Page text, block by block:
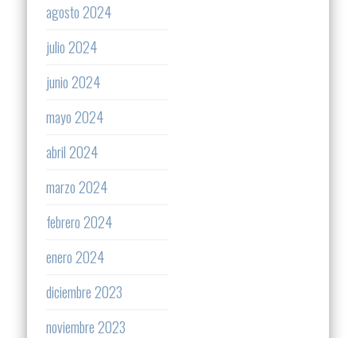
agosto 2024
julio 2024
junio 2024
mayo 2024
abril 2024
marzo 2024
febrero 2024
enero 2024
diciembre 2023
noviembre 2023